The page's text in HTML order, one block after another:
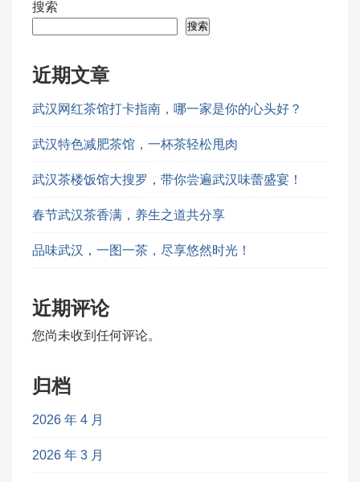
分
搜索
搜索
近期文章
武汉网红茶馆打卡指南，哪一家是你的心头好？
武汉特色减肥茶馆，一杯茶轻松甩肉
武汉茶楼饭馆大搜罗，带你尝遍武汉味蕾盛宴！
春节武汉茶香满，养生之道共分享
品味武汉，一图一茶，尽享悠然时光！
近期评论
您尚未收到任何评论。
归档
2026 年 4 月
2026 年 3 月